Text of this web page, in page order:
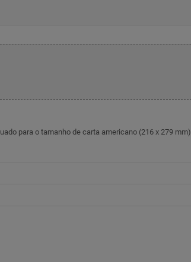
para o tamanho de carta americano (216 x 279 mm)